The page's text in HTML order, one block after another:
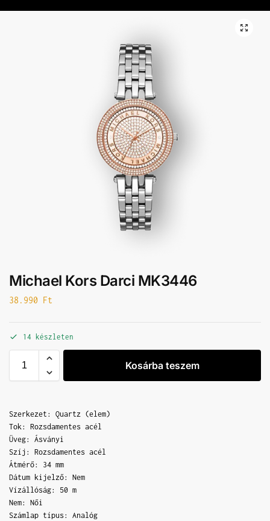
Michael Kors Darci MK3446
38.990 Ft
14 készleten
Kosárba teszem
Szerkezet: Quartz (elem)
Tok: Rozsdamentes acél
Üveg: Ásványi
Szíj: Rozsdamentes acél
Átmérő: 34 mm
Dátum kijelző: Nem
Vízállóság: 50 m
Nem: Női
Számlap típus: Analóg